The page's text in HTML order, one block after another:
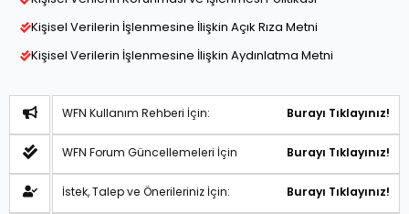
Kişisel Verilerin İşlenmesine İlişkin Açık Rıza Metni
Kişisel Verilerin İşlenmesine İlişkin Aydınlatma Metni
WFN Kullanım Rehberi İçin: Burayı Tıklayınız!
WFN Forum Güncellemeleri İçin Burayı Tıklayınız!
İstek, Talep ve Önerileriniz İçin: Burayı Tıklayınız!